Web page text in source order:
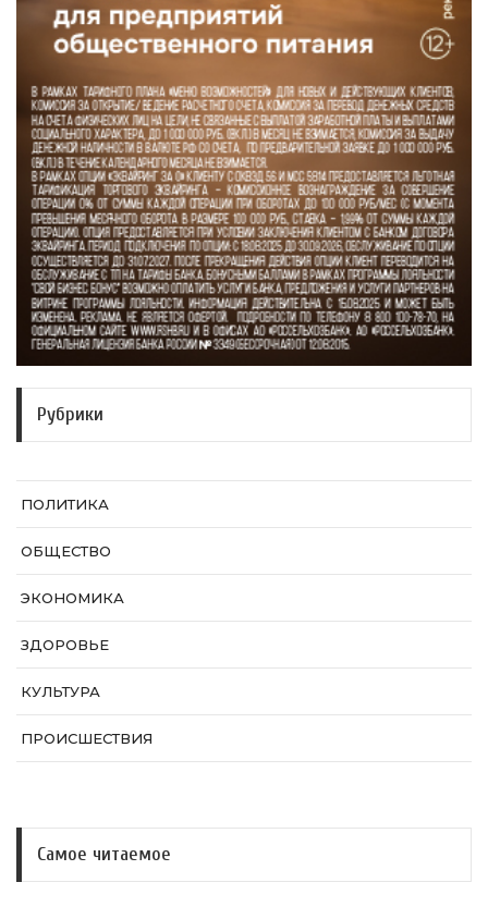
Рубрики
ПОЛИТИКА
ОБЩЕСТВО
ЭКОНОМИКА
ЗДОРОВЬЕ
КУЛЬТУРА
ПРОИСШЕСТВИЯ
Самое читаемое